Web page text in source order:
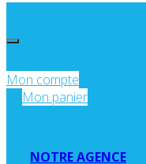
Mon compte
Mon panier
NOTRE AGENCE